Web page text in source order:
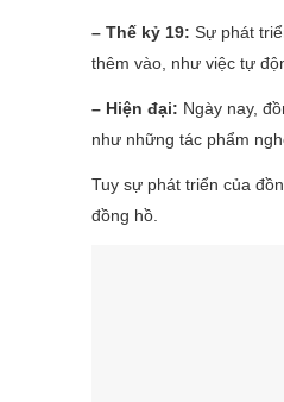
– Thế kỷ 19: Sự phát
thêm vào, như việc tự
– Hiện đại: Ngày nay,
như những tác phẩm
Tuy sự phát triển của
đồng hồ.